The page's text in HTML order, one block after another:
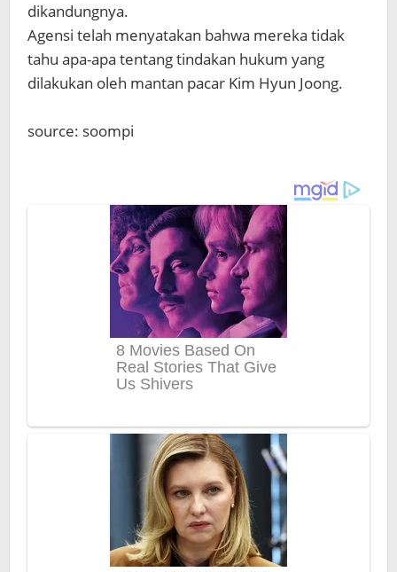
dikandungnya.
Agensi telah menyatakan bahwa mereka tidak
tahu apa-apa tentang tindakan hukum yang
dilakukan oleh mantan pacar Kim Hyun Joong.
source: soompi